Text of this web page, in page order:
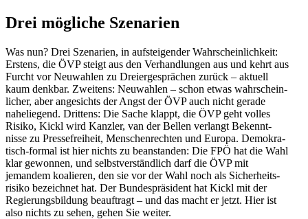
Drei mögliche Szenarien
Was nun? Drei Szenarien, in aufstei­gender Wahrschein­lichkeit:
Erstens, die ÖVP steigt aus den Verhand­lungen aus und kehrt aus
Furcht vor Neuwahlen zu Dreier­ge­sprächen zurück – aktuell
kaum denkbar. Zweitens: Neuwahlen – schon etwas wahrschein­
licher, aber angesichts der Angst der ÖVP auch nicht gerade
naheliegend. Drittens: Die Sache klappt, die ÖVP geht volles
Risiko, Kickl wird Kanzler, van der Bellen verlangt Bekennt­
nisse zu Presse­freiheit, Menschen­rechten und Europa. Demokra­
tisch-formal ist hier nichts zu beanstanden: Die FPÖ hat die Wahl
klar gewonnen, und selbst­ver­ständlich darf die ÖVP mit
jemandem koalieren, den sie vor der Wahl noch als Sicher­heits­
risiko bezeichnet hat. Der Bundes­prä­sident hat Kickl mit der
Regie­rungs­bildung beauf­tragt – und das macht er jetzt. Hier ist
also nichts zu sehen, gehen Sie weiter.